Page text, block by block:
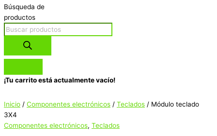
Búsqueda de
productos
¡Tu carrito está actualmente vacío!
Inicio / Componentes electrónicos / Teclados / Módulo teclado
3X4
Componentes electrónicos, Teclados